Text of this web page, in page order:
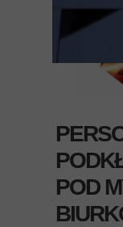
POD